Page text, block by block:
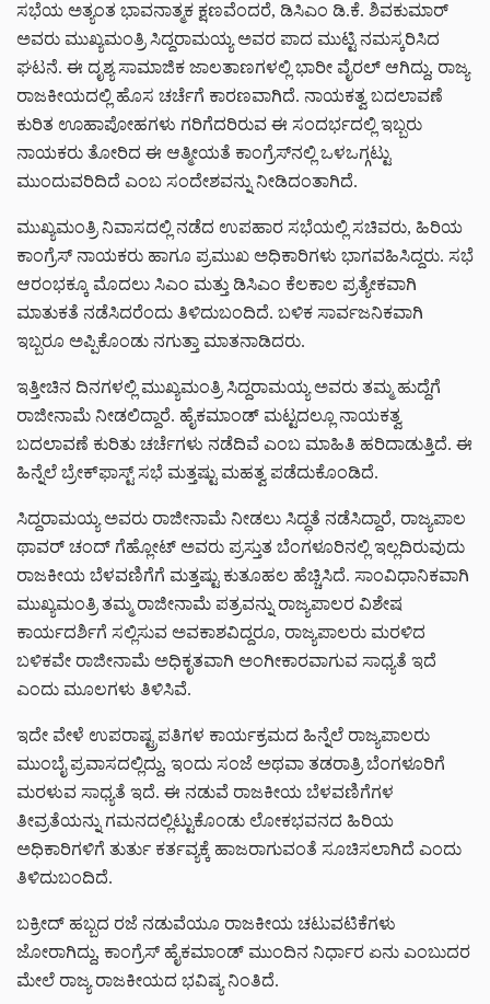
ಸಭೆಯ ಅತ್ಯಂತ ಭಾವನಾತ್ಮಕ ಕ್ಷಣವೆಂದರೆ, ಡಿಸಿಎಂ ಡಿ.ಕೆ. ಶಿವಕುಮಾರ್
ಅವರು ಮುಖ್ಯಮಂತ್ರಿ ಸಿದ್ದರಾಮಯ್ಯ ಅವರ ಪಾದ ಮುಟ್ಟಿ ನಮಸ್ಕರಿಸಿದ
ಘಟನೆ. ಈ ದೃಶ್ಯ ಸಾಮಾಜಿಕ ಜಾಲತಾಣಗಳಲ್ಲಿ ಭಾರೀ ವೈರಲ್ ಆಗಿದ್ದು, ರಾಜ್ಯ
ರಾಜಕೀಯದಲ್ಲಿ ಹೊಸ ಚರ್ಚೆಗೆ ಕಾರಣವಾಗಿದೆ. ನಾಯಕತ್ವ ಬದಲಾವಣೆ
ಕುರಿತ ಊಹಾಪೋಹಗಳು ಗರಿಗೆದರಿರುವ ಈ ಸಂದರ್ಭದಲ್ಲಿ ಇಬ್ಬರು
ನಾಯಕರು ತೋರಿದ ಈ ಆತ್ಮೀಯತೆ ಕಾಂಗ್ರೆಸ್‌ನಲ್ಲಿ ಒಳಒಗ್ಗಟ್ಟು
ಮುಂದುವರಿದಿದೆ ಎಂಬ ಸಂದೇಶವನ್ನು ನೀಡಿದಂತಾಗಿದೆ.
ಮುಖ್ಯಮಂತ್ರಿ ನಿವಾಸದಲ್ಲಿ ನಡೆದ ಉಪಹಾರ ಸಭೆಯಲ್ಲಿ ಸಚಿವರು, ಹಿರಿಯ
ಕಾಂಗ್ರೆಸ್ ನಾಯಕರು ಹಾಗೂ ಪ್ರಮುಖ ಅಧಿಕಾರಿಗಳು ಭಾಗವಹಿಸಿದ್ದರು. ಸಭೆ
ಆರಂಭಕ್ಕೂ ಮೊದಲು ಸಿಎಂ ಮತ್ತು ಡಿಸಿಎಂ ಕೆಲಕಾಲ ಪ್ರತ್ಯೇಕವಾಗಿ
ಮಾತುಕತೆ ನಡೆಸಿದರೆಂದು ತಿಳಿದುಬಂದಿದೆ. ಬಳಿಕ ಸಾರ್ವಜನಿಕವಾಗಿ
ಇಬ್ಬರೂ ಅಪ್ಪಿಕೊಂಡು ನಗುತ್ತಾ ಮಾತನಾಡಿದರು.
ಇತ್ತೀಚಿನ ದಿನಗಳಲ್ಲಿ ಮುಖ್ಯಮಂತ್ರಿ ಸಿದ್ದರಾಮಯ್ಯ ಅವರು ತಮ್ಮ ಹುದ್ದೆಗೆ
ರಾಜೀನಾಮೆ ನೀಡಲಿದ್ದಾರೆ. ಹೈಕಮಾಂಡ್ ಮಟ್ಟದಲ್ಲೂ ನಾಯಕತ್ವ
ಬದಲಾವಣೆ ಕುರಿತು ಚರ್ಚೆಗಳು ನಡೆದಿವೆ ಎಂಬ ಮಾಹಿತಿ ಹರಿದಾಡುತ್ತಿದೆ. ಈ
ಹಿನ್ನೆಲೆ ಬ್ರೇಕ್‌ಫಾಸ್ಟ್ ಸಭೆ ಮತ್ತಷ್ಟು ಮಹತ್ವ ಪಡೆದುಕೊಂಡಿದೆ.
ಸಿದ್ದರಾಮಯ್ಯ ಅವರು ರಾಜೀನಾಮೆ ನೀಡಲು ಸಿದ್ಧತೆ ನಡೆಸಿದ್ದಾರೆ, ರಾಜ್ಯಪಾಲ
ಥಾವರ್ ಚಂದ್ ಗೆಹ್ಲೋಟ್ ಅವರು ಪ್ರಸ್ತುತ ಬೆಂಗಳೂರಿನಲ್ಲಿ ಇಲ್ಲದಿರುವುದು
ರಾಜಕೀಯ ಬೆಳವಣಿಗೆಗೆ ಮತ್ತಷ್ಟು ಕುತೂಹಲ ಹೆಚ್ಚಿಸಿದೆ. ಸಾಂವಿಧಾನಿಕವಾಗಿ
ಮುಖ್ಯಮಂತ್ರಿ ತಮ್ಮ ರಾಜೀನಾಮೆ ಪತ್ರವನ್ನು ರಾಜ್ಯಪಾಲರ ವಿಶೇಷ
ಕಾರ್ಯದರ್ಶಿಗೆ ಸಲ್ಲಿಸುವ ಅವಕಾಶವಿದ್ದರೂ, ರಾಜ್ಯಪಾಲರು ಮರಳಿದ
ಬಳಿಕವೇ ರಾಜೀನಾಮೆ ಅಧಿಕೃತವಾಗಿ ಅಂಗೀಕಾರವಾಗುವ ಸಾಧ್ಯತೆ ಇದೆ
ಎಂದು ಮೂಲಗಳು ತಿಳಿಸಿವೆ.
ಇದೇ ವೇಳೆ ಉಪರಾಷ್ಟ್ರಪತಿಗಳ ಕಾರ್ಯಕ್ರಮದ ಹಿನ್ನೆಲೆ ರಾಜ್ಯಪಾಲರು
ಮುಂಬೈ ಪ್ರವಾಸದಲ್ಲಿದ್ದು, ಇಂದು ಸಂಜೆ ಅಥವಾ ತಡರಾತ್ರಿ ಬೆಂಗಳೂರಿಗೆ
ಮರಳುವ ಸಾಧ್ಯತೆ ಇದೆ. ಈ ನಡುವೆ ರಾಜಕೀಯ ಬೆಳವಣಿಗೆಗಳ
ತೀವ್ರತೆಯನ್ನು ಗಮನದಲ್ಲಿಟ್ಟುಕೊಂಡು ಲೋಕಭವನದ ಹಿರಿಯ
ಅಧಿಕಾರಿಗಳಿಗೆ ತುರ್ತು ಕರ್ತವ್ಯಕ್ಕೆ ಹಾಜರಾಗುವಂತೆ ಸೂಚಿಸಲಾಗಿದೆ ಎಂದು
ತಿಳಿದುಬಂದಿದೆ.
ಬಕ್ರೀದ್ ಹಬ್ಬದ ರಜೆ ನಡುವೆಯೂ ರಾಜಕೀಯ ಚಟುವಟಿಕೆಗಳು
ಜೋರಾಗಿದ್ದು, ಕಾಂಗ್ರೆಸ್ ಹೈಕಮಾಂಡ್ ಮುಂದಿನ ನಿರ್ಧಾರ ಏನು ಎಂಬುದರ
ಮೇಲೆ ರಾಜ್ಯ ರಾಜಕೀಯದ ಭವಿಷ್ಯ ನಿಂತಿದೆ.